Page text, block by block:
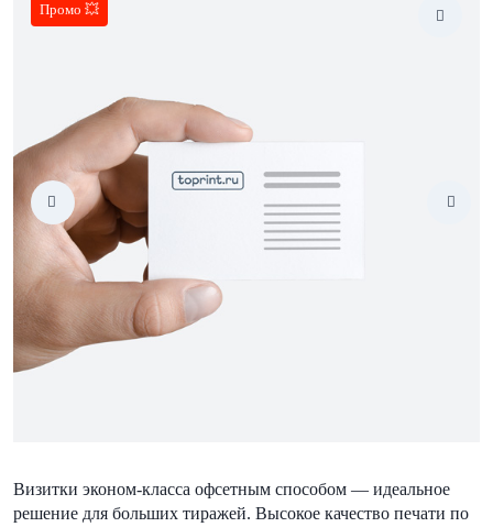
Промо 💥
Визитки эконом-класса офсетным способом — идеальное
решение для больших тиражей. Высокое качество печати по